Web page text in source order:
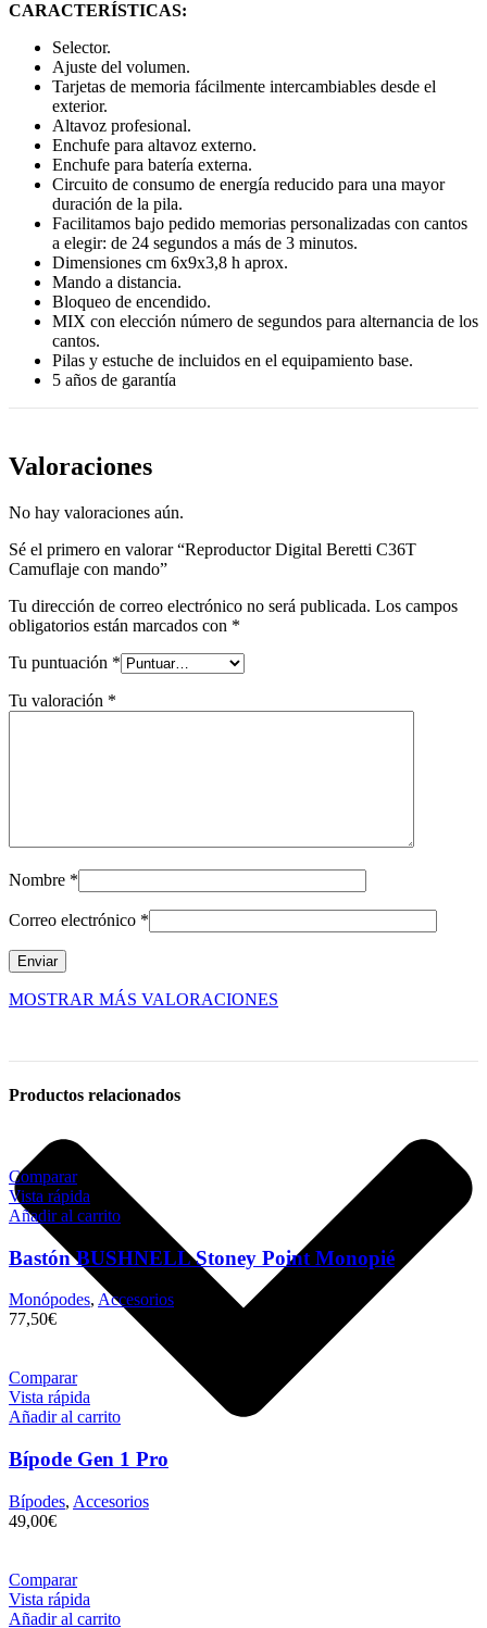
CARACTERÍSTICAS:
Selector.
Ajuste del volumen.
Tarjetas de memoria fácilmente intercambiables desde el
exterior.
Altavoz profesional.
Enchufe para altavoz externo.
Enchufe para batería externa.
Circuito de consumo de energía reducido para una mayor
duración de la pila.
Facilitamos bajo pedido memorias personalizadas con cantos
a elegir: de 24 segundos a más de 3 minutos.
Dimensiones cm 6x9x3,8 h aprox.
Mando a distancia.
Bloqueo de encendido.
MIX con elección número de segundos para alternancia de los
cantos.
Pilas y estuche de incluidos en el equipamiento base.
5 años de garantía
Valoraciones
No hay valoraciones aún.
Sé el primero en valorar “Reproductor Digital Beretti C36T
Camuflaje con mando”
Tu dirección de correo electrónico no será publicada. Los campos
obligatorios están marcados con *
Tu puntuación *
Tu valoración *
Nombre *
Correo electrónico *
MOSTRAR MÁS VALORACIONES
Productos relacionados
Comparar
Vista rápida
Añadir al carrito
Bastón BUSHNELL Stoney Point Monopié
Monópodes, Accesorios
77,50€
Comparar
Vista rápida
Añadir al carrito
Bípode Gen 1 Pro
Bípodes, Accesorios
49,00€
Comparar
Vista rápida
Añadir al carrito